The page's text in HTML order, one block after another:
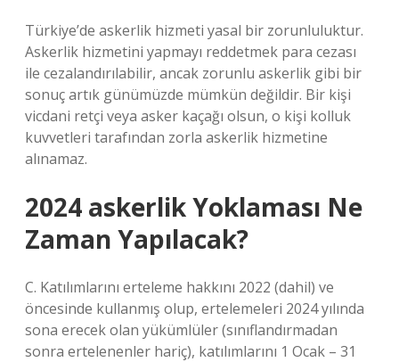
Türkiye’de askerlik hizmeti yasal bir zorunluluktur.
Askerlik hizmetini yapmayı reddetmek para cezası
ile cezalandırılabilir, ancak zorunlu askerlik gibi bir
sonuç artık günümüzde mümkün değildir. Bir kişi
vicdani retçi veya asker kaçağı olsun, o kişi kolluk
kuvvetleri tarafından zorla askerlik hizmetine
alınamaz.
2024 askerlik Yoklaması Ne
Zaman Yapılacak?
C. Katılımlarını erteleme hakkını 2022 (dahil) ve
öncesinde kullanmış olup, ertelemeleri 2024 yılında
sona erecek olan yükümlüler (sınıflandırmadan
sonra ertelenenler hariç), katılımlarını 1 Ocak – 31